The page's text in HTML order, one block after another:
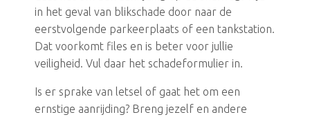
in het geval van blikschade door naar de
eerstvolgende parkeerplaats of een tankstation.
Dat voorkomt files en is beter voor jullie
veiligheid. Vul daar het schadeformulier in.
Is er sprake van letsel of gaat het om een
ernstige aanrijding? Breng jezelf en andere